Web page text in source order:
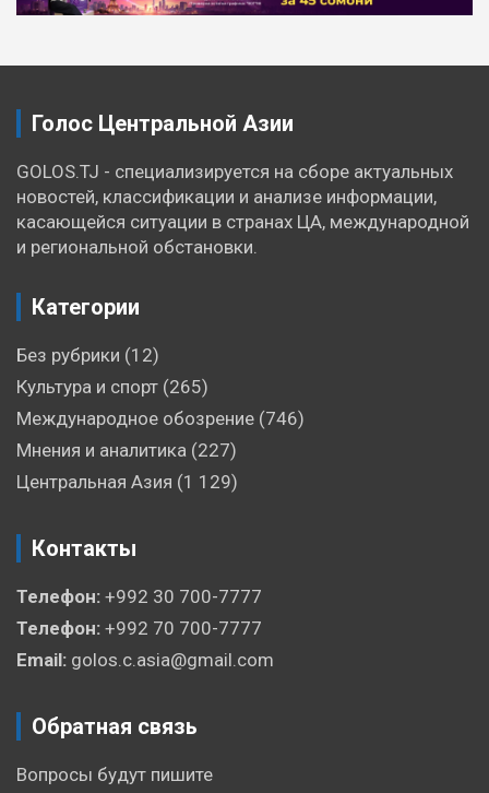
по
Голос Центральной Азии
GOLOS.TJ - специализируется на сборе актуальных
новостей, классификации и анализе информации,
касающейся ситуации в странах ЦА, международной
и региональной обстановки.
Категории
Без рубрики (12)
Культура и спорт (265)
Международное обозрение (746)
Мнения и аналитика (227)
Центральная Азия (1 129)
Контакты
Телефон: +992 30 700-7777
Телефон: +992 70 700-7777
Email: golos.c.asia@gmail.com
Обратная связь
Вопросы будут пишите